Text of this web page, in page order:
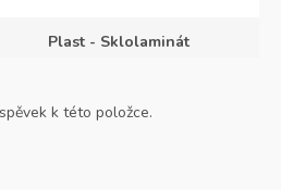
Plast - Sklolaminát
k této položce.